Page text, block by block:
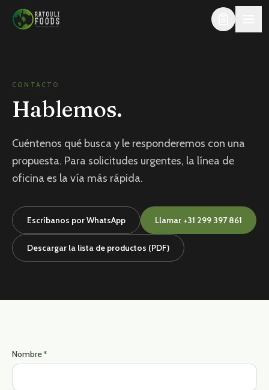
Saltar al contenido
CONTACTO
Hablemos.
Cuéntenos qué busca y le responderemos con una
propuesta. Para solicitudes urgentes, la línea de
oficina es la vía más rápida.
Escríbanos por WhatsApp Llamar +31 299 397 861
Descargar la lista de productos (PDF)
Nombre*